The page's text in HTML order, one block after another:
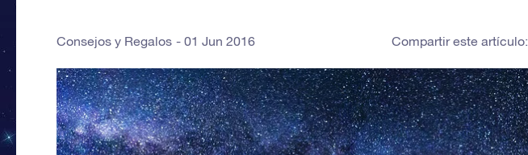
Consejos y Regalos 01 Jun 2016 Compartir este artículo: